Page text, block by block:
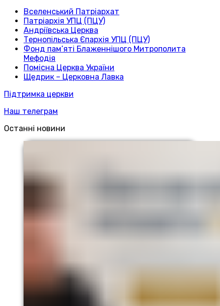
Вселенський Патріархат
Патріархія УПЦ (ПЦУ)
Андріївська Церква
Тернопільська Єпархія УПЦ (ПЦУ)
Фонд пам’яті Блаженнішого Митрополита
Мефодія
Помісна Церква України
Щедрик – Церковна Лавка
Підтримка церкви
Наш телеграм
Останні новини